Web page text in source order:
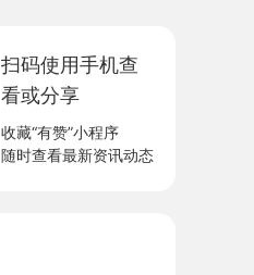
扫码使用手机查
看或分享
收藏“有赞”小程序
随时查看最新资讯动态